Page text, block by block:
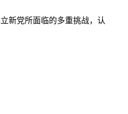
新党所面临的多重挑战，认